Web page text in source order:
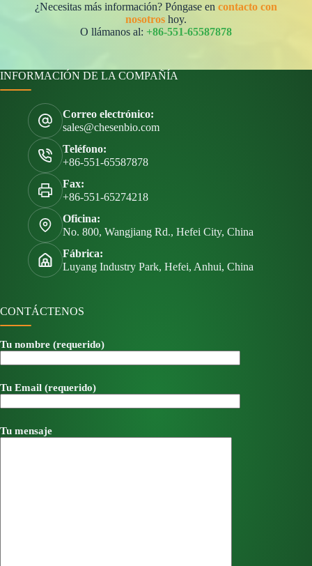
¿Necesitas más información? Póngase en contacto con
nosotros hoy.
O llámanos al: +86-551-65587878
INFORMACIÓN DE LA COMPAÑÍA
Correo electrónico:
sales@chesenbio.com
Teléfono:
+86-551-65587878
Fax:
+86-551-65274218
Oficina:
No. 800, Wangjiang Rd., Hefei City, China
Fábrica:
Luyang Industry Park, Hefei, Anhui, China
CONTÁCTENOS
Tu nombre (requerido)
Tu Email (requerido)
Tu mensaje